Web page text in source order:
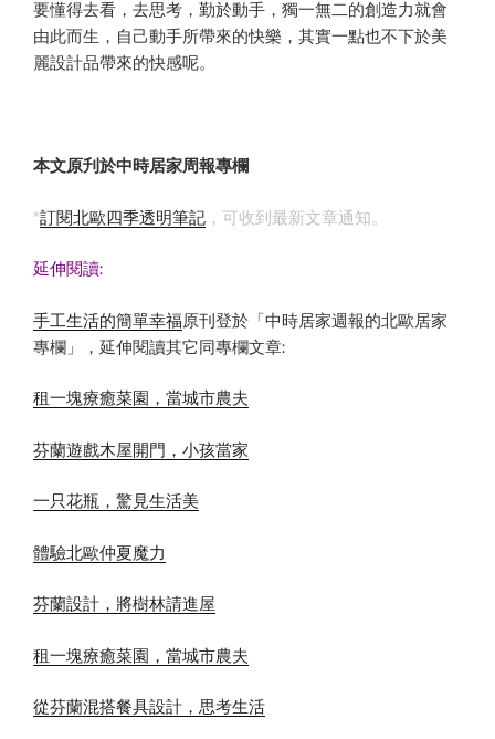
要懂得去看，去思考，勤於動手，獨一無二的創造力就會
由此而生，自己動手所帶來的快樂，其實一點也不下於美
麗設計品帶來的快感呢。
本文原刋於中時居家周報專欄
*訂閱北歐四季透明筆記 ，可收到最新文章通知。
延伸閱讀:
手工生活的簡單幸福原刊登於「中時居家週報的北歐居家
專欄」，延伸閱讀其它同專欄文章:
租一塊療癒菜園，當城市農夫
芬蘭遊戲木屋開門，小孩當家
一只花瓶，驚見生活美
體驗北歐仲夏魔力
芬蘭設計，將樹林請進屋
租一塊療癒菜園，當城市農夫
從芬蘭混搭餐具設計，思考生活